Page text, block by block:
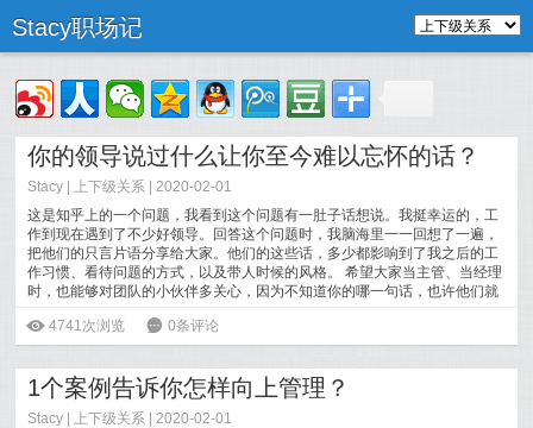
Stacy职场记
你的领导说过什么让你至今难以忘怀的话？
Stacy 上下级关系 | 2020-02-01
这是知乎上的一个问题，我看到这个问题有一肚子话想说。我挺幸运的，工
作到现在遇到了不少好领导。回答这个问题时，我脑海里一一回想了一遍，
把他们的只言片语分享给大家。他们的这些话，多少都影响到了我之后的工
作习惯、看待问题的方式，以及带人时候的风格。 希望大家当主管、当经理
时，也能够对团队的小伙伴多关心，因为不知道你的哪一句话，也许他们就
ė 4741次浏览 6 0条评论
1个案例告诉你怎样向上管理？
Stacy 上下级关系 | 2020-02-01